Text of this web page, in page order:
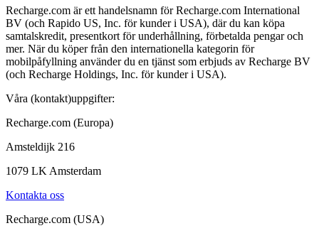
Recharge.com är ett handelsnamn för Recharge.com International
BV (och Rapido US, Inc. för kunder i USA), där du kan köpa
samtalskredit, presentkort för underhållning, förbetalda pengar och
mer. När du köper från den internationella kategorin för
mobilpåfyllning använder du en tjänst som erbjuds av Recharge BV
(och Recharge Holdings, Inc. för kunder i USA).
Våra (kontakt)uppgifter:
Recharge.com (Europa)
Amsteldijk 216
1079 LK Amsterdam
Kontakta oss
Recharge.com (USA)